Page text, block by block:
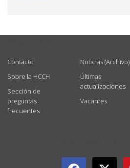
Contacto
Sobre la HCCH
Sección de
preguntas
frecuentes
Noticias (Archivo)
Últimas
actualizaciones
Vacantes